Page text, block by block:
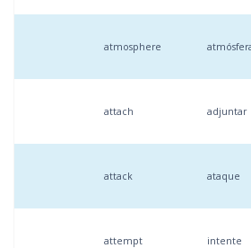
atmosphere
attach adjuntar
attack ataque
attempt intente